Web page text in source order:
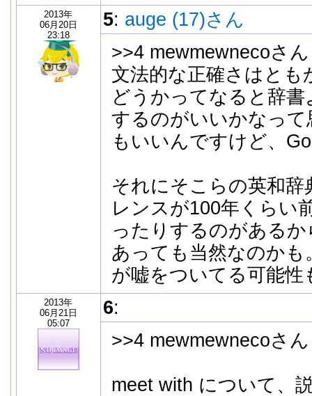
2013年
06月20日
23:18
5: auge (17)さん
>>4 mewmewnecoさん
文法的な正確さはとも
どうかってなると辞
するのがいいかなって
もいいんですけど、
それにそこらの英和
レンスが100年くらい
ったりするのがある
あっても当然なのかも
が嘘をついてる可能性
2013年
06月21日
05:07
6:
>>4 mewmewnecoさん
meet with について、